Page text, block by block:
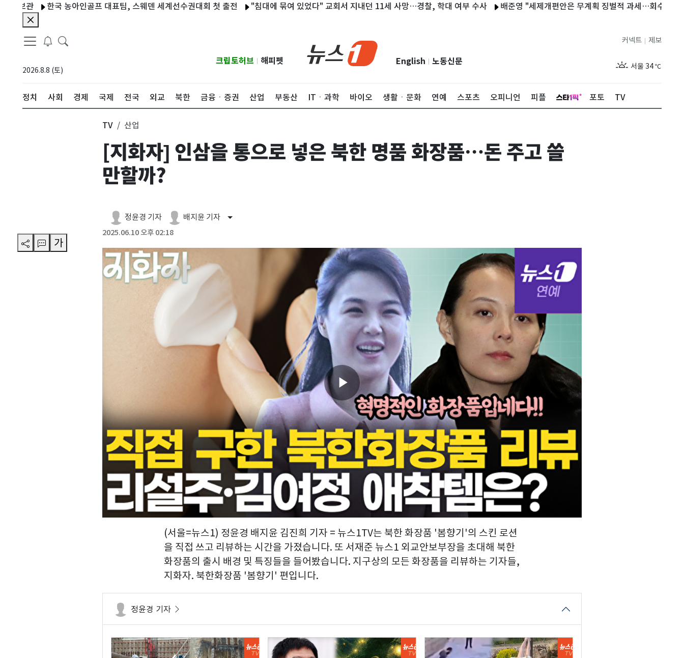
한국 농아인골프 대표팀, 스웨덴 세계선수권대회 첫 출전 "침대에 묶여 있었다" 교회서 지내던 11세 사망…경찰, 학대 여부 수사 배준영 "세제개편안은 무계획 징벌적 과세…회수해 가길 바라"
2026.8.8 (토)
크립토허브 해피펫 English 노동신문
제보
커넥트
서울 34 ℃
정치 사회 경제 국제 전국 외교 북한 금융ㆍ증권 산업 부동산 ITㆍ과학 바이오 생활ㆍ문화 연예 스포츠 오피니언 피플 포토 TV
가
TV 산업
[지화자] 인삼을 통으로 넣은 북한 명품 화장품…돈 주고 쓸
만할까?
정윤경 기자 배지윤 기자
2025.06.10 오후 02:18
Play
Video
(서울=뉴스1) 정윤경 배지윤 김진희 기자 = 뉴스1TV는 북한 화장품 '봄향기'의 스킨 로션
을 직접 쓰고 리뷰하는 시간을 가졌습니다. 또 서재준 뉴스1 외교안보부장을 초대해 북한
화장품의 출시 배경 및 특징들을 들어봤습니다. 지구상의 모든 화장품을 리뷰하는 기자들,
지화자. 북한화장품 '봄향기' 편입니다.
정윤경 기자